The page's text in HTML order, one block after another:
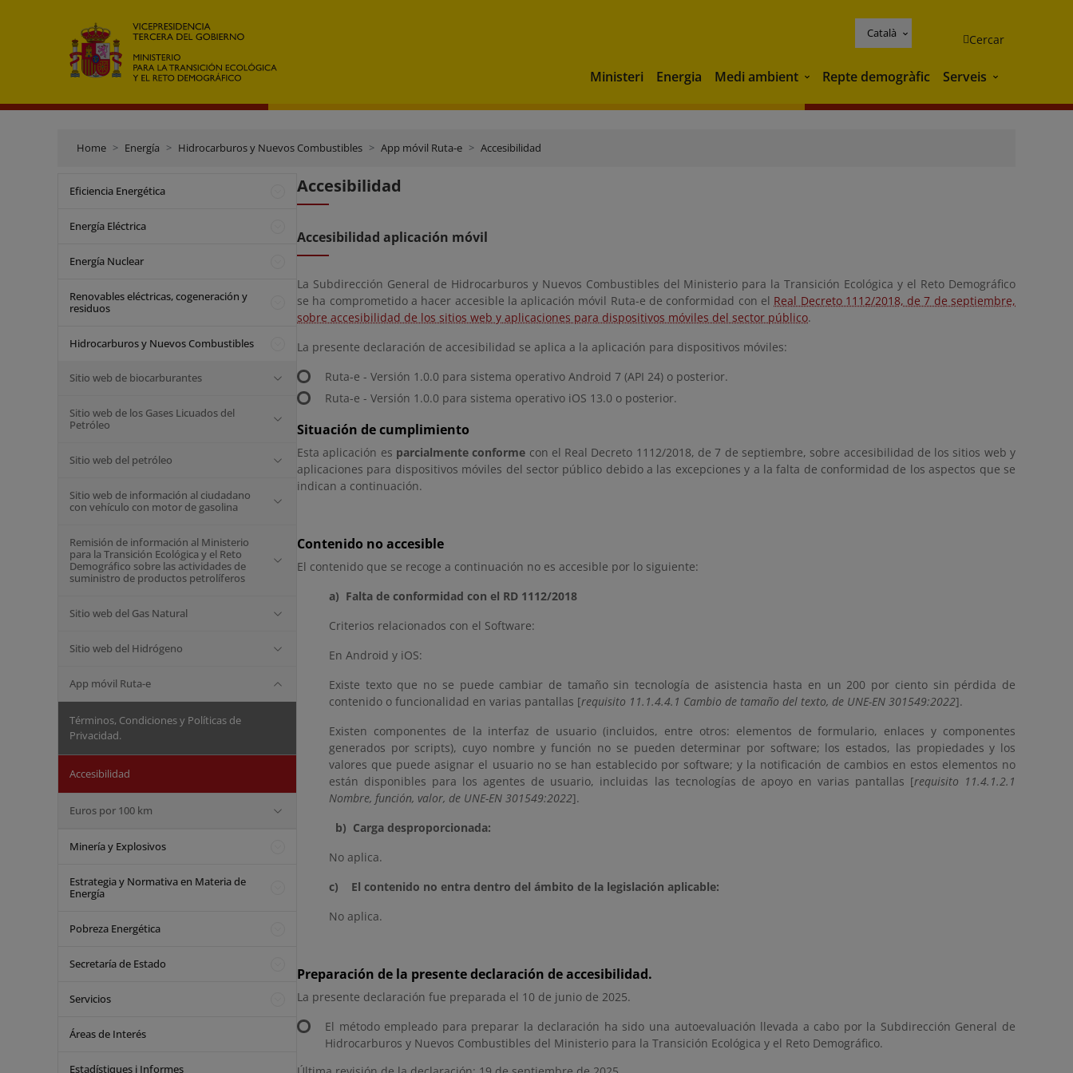
Català Cercar
Ministeri Energia Medi ambient Medi ambient
Repte demogràfic Serveis Serveis
Home Energía Hidrocarburos y Nuevos Combustibles App móvil Ruta-e Accesibilidad
Eficiencia Energética
Energía Eléctrica
Energía Nuclear
Renovables eléctricas, cogeneración y
residuos
Hidrocarburos y Nuevos Combustibles
Sitio web de biocarburantes
Sitio web de los Gases Licuados del
Petróleo
Sitio web del petróleo
Sitio web de información al ciudadano
con vehículo con motor de gasolina
Remisión de información al Ministerio
para la Transición Ecológica y el Reto
Demográfico sobre las actividades de
suministro de productos petrolíferos
Sitio web del Gas Natural
Sitio web del Hidrógeno
App móvil Ruta-e
Términos, Condiciones y Políticas de
Privacidad.
Accesibilidad
Euros por 100 km
Minería y Explosivos
Estrategia y Normativa en Materia de
Energía
Pobreza Energética
Secretaría de Estado
Servicios
Áreas de Interés
Estadístiques i Informes
Accesibilidad
Accesibilidad aplicación móvil
La Subdirección General de Hidrocarburos y Nuevos Combustibles del Ministerio para la Transición Ecológica y el Reto Demográfico
se ha comprometido a hacer accesible la aplicación móvil Ruta-e de conformidad con el Real Decreto 1112/2018, de 7 de septiembre,
sobre accesibilidad de los sitios web y aplicaciones para dispositivos móviles del sector público.
La presente declaración de accesibilidad se aplica a la aplicación para dispositivos móviles:
Ruta-e - Versión 1.0.0 para sistema operativo Android 7 (API 24) o posterior.
Ruta-e - Versión 1.0.0 para sistema operativo iOS 13.0 o posterior.
Situación de cumplimiento
Esta aplicación es parcialmente conforme con el Real Decreto 1112/2018, de 7 de septiembre, sobre accesibilidad de los sitios web y
aplicaciones para dispositivos móviles del sector público debido a las excepciones y a la falta de conformidad de los aspectos que se
indican a continuación.
Contenido no accesible
El contenido que se recoge a continuación no es accesible por lo siguiente:
a) Falta de conformidad con el RD 1112/2018
Criterios relacionados con el Software:
En Android y iOS:
Existe texto que no se puede cambiar de tamaño sin tecnología de asistencia hasta en un 200 por ciento sin pérdida de
contenido o funcionalidad en varias pantallas [requisito 11.1.4.4.1 Cambio de tamaño del texto, de UNE-EN 301549:2022].
Existen componentes de la interfaz de usuario (incluidos, entre otros: elementos de formulario, enlaces y componentes
generados por scripts), cuyo nombre y función no se pueden determinar por software; los estados, las propiedades y los
valores que puede asignar el usuario no se han establecido por software; y la notificación de cambios en estos elementos no
están disponibles para los agentes de usuario, incluidas las tecnologías de apoyo en varias pantallas [requisito 11.4.1.2.1
Nombre, función, valor, de UNE-EN 301549:2022].
b) Carga desproporcionada:
No aplica.
c)
El contenido no entra dentro del ámbito de la legislación aplicable:
No aplica.
Preparación de la presente declaración de accesibilidad.
La presente declaración fue preparada el 10 de junio de 2025.
El método empleado para preparar la declaración ha sido una autoevaluación llevada a cabo por la Subdirección General de
Hidrocarburos y Nuevos Combustibles del Ministerio para la Transición Ecológica y el Reto Demográfico.